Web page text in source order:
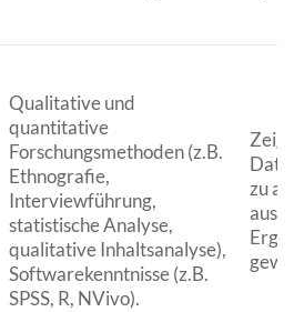
Qualitative und
quantitative
Forschungsmethoden (z.B.
Ethnografie,
Interviewführung,
statistische Analyse,
qualitative Inhaltsanalyse),
Softwarekenntnisse (z.B.
SPSS, R, NVivo).
zu